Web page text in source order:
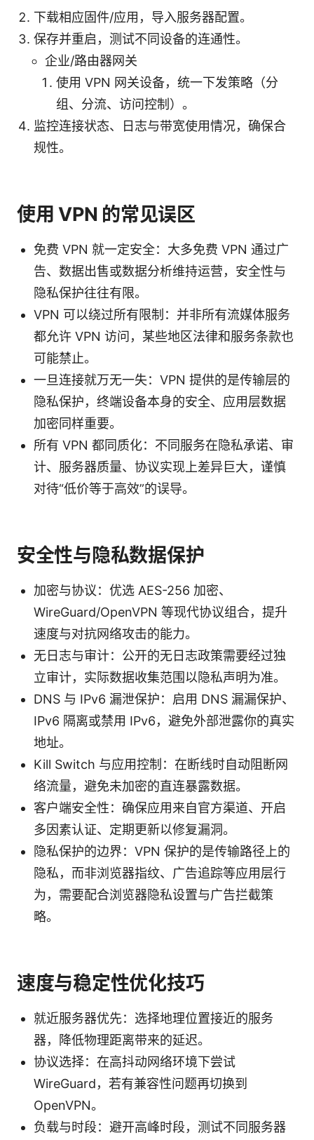
下载相应固件/应用，导入服务器配置。
保存并重启，测试不同设备的连通性。
企业/路由器网关
使用 VPN 网关设备，统一下发策略（分
组、分流、访问控制）。
监控连接状态、日志与带宽使用情况，确保合
规性。
使用 VPN 的常见误区
免费 VPN 就一定安全：大多免费 VPN 通过广
告、数据出售或数据分析维持运营，安全性与
隐私保护往往有限。
VPN 可以绕过所有限制：并非所有流媒体服务
都允许 VPN 访问，某些地区法律和服务条款也
可能禁止。
一旦连接就万无一失：VPN 提供的是传输层的
隐私保护，终端设备本身的安全、应用层数据
加密同样重要。
所有 VPN 都同质化：不同服务在隐私承诺、审
计、服务器质量、协议实现上差异巨大，谨慎
对待“低价等于高效”的误导。
安全性与隐私数据保护
加密与协议：优选 AES-256 加密、
WireGuard/OpenVPN 等现代协议组合，提升
速度与对抗网络攻击的能力。
无日志与审计：公开的无日志政策需要经过独
立审计，实际数据收集范围以隐私声明为准。
DNS 与 IPv6 漏泄保护：启用 DNS 漏漏保护、
IPv6 隔离或禁用 IPv6，避免外部泄露你的真实
地址。
Kill Switch 与应用控制：在断线时自动阻断网
络流量，避免未加密的直连暴露数据。
客户端安全性：确保应用来自官方渠道、开启
多因素认证、定期更新以修复漏洞。
隐私保护的边界：VPN 保护的是传输路径上的
隐私，而非浏览器指纹、广告追踪等应用层行
为，需要配合浏览器隐私设置与广告拦截策
略。
速度与稳定性优化技巧
就近服务器优先：选择地理位置接近的服务
器，降低物理距离带来的延迟。
协议选择：在高抖动网络环境下尝试
WireGuard，若有兼容性问题再切换到
OpenVPN。
负载与时段：避开高峰时段，测试不同服务器